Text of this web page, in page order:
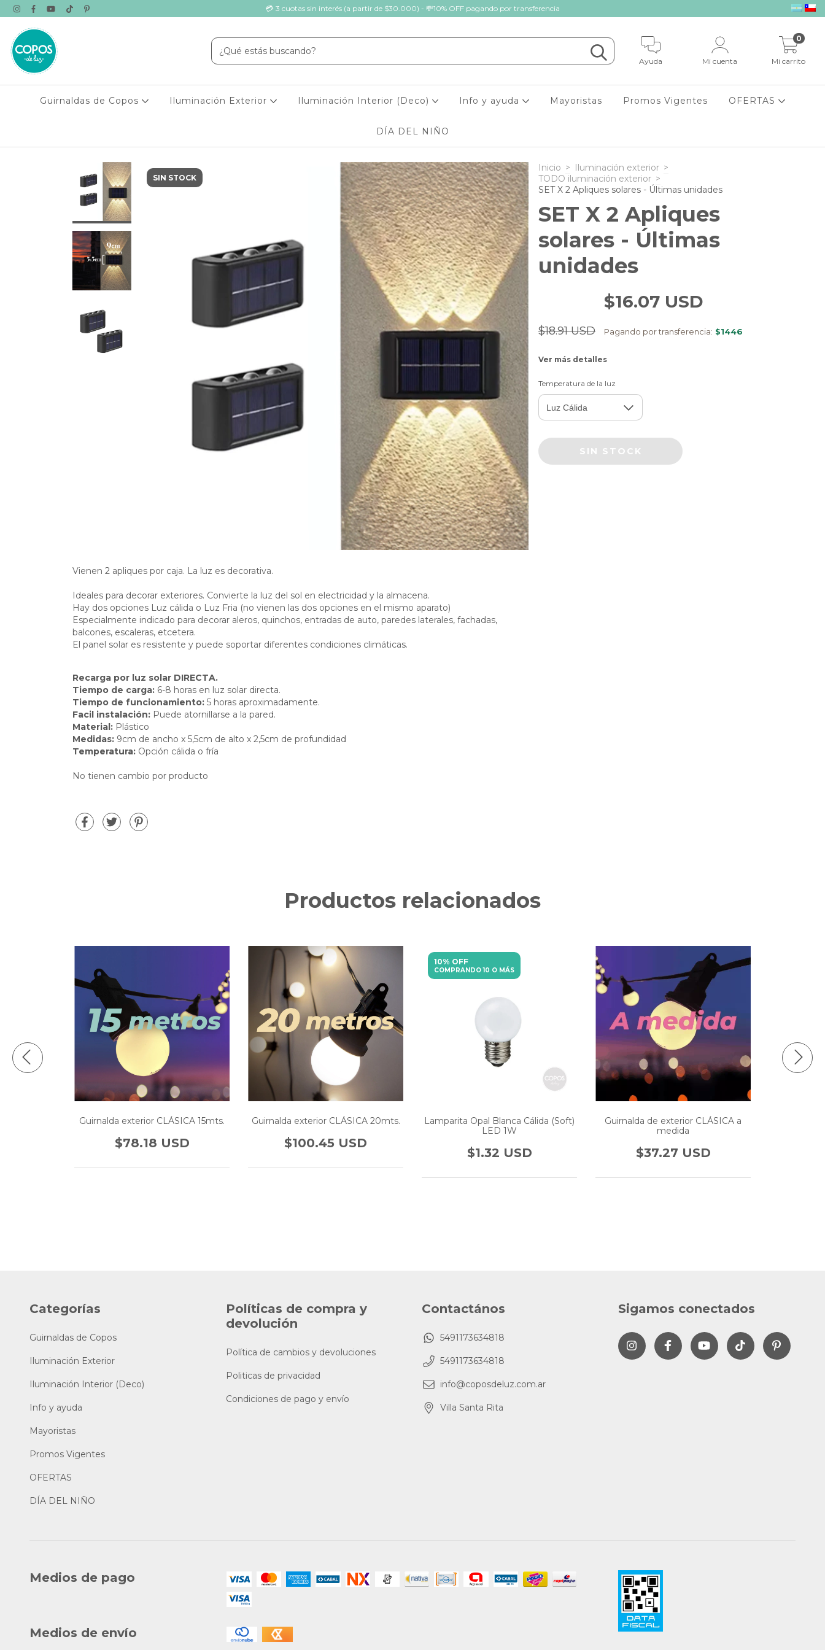
💳 3 cuotas sin interés (a partir de $30.000) - 💸10% OFF pagando por transferencia
Ayuda Mi cuenta Mi carrito
0
Guirnaldas de Copos Iluminación Exterior Iluminación Interior (Deco) Info y ayuda Mayoristas Promos Vigentes OFERTAS
DÍA DEL NIÑO
SIN STOCK
Vienen 2 apliques por caja. La luz es decorativa.
Ideales para decorar exteriores. Convierte la luz del sol en electricidad y la almacena.
Hay dos opciones Luz cálida o Luz Fria (no vienen las dos opciones en el mismo aparato)
Especialmente indicado para decorar aleros, quinchos, entradas de auto, paredes laterales, fachadas,
balcones, escaleras, etcetera.
El panel solar es resistente y puede soportar diferentes condiciones climáticas.
Recarga por luz solar DIRECTA.
Tiempo de carga: 6-8 horas en luz solar directa.
Tiempo de funcionamiento: 5 horas aproximadamente.
Facil instalación: Puede atornillarse a la pared.
Material: Plástico
Medidas: 9cm de ancho x 5,5cm de alto x 2,5cm de profundidad
Temperatura: Opción cálida o fría
No tienen cambio por producto
Inicio > Iluminación exterior >
TODO iluminación exterior >
SET X 2 Apliques solares - Últimas unidades
SET X 2 Apliques
solares - Últimas
unidades
$18.91 USD
$16.07 USD
Pagando por transferencia: $1446
Ver más detalles
Temperatura de la luz
Productos relacionados
Guirnalda exterior CLÁSICA 15mts.
$78.18 USD
Guirnalda exterior CLÁSICA 20mts.
$100.45 USD
10% OFF
COMPRANDO 10 O MÁS
Lamparita Opal Blanca Cálida (Soft)
LED 1W
$1.32 USD
Guirnalda de exterior CLÁSICA a
medida
$37.27 USD
Categorías
Guirnaldas de Copos
Iluminación Exterior
Iluminación Interior (Deco)
Info y ayuda
Mayoristas
Promos Vigentes
OFERTAS
DÍA DEL NIÑO
Políticas de compra y
devolución
Política de cambios y devoluciones
Politicas de privacidad
Condiciones de pago y envío
Contactános
5491173634818
5491173634818
info@coposdeluz.com.ar
Villa Santa Rita
Sigamos conectados
Medios de pago
Medios de envío